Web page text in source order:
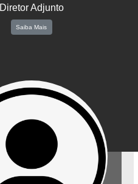
Diretor Adjunto
Saiba Mais